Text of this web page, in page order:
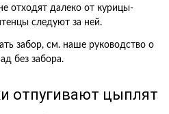
отходят далеко от курицы-
следуют за ней.
забор, см. наше руководство о
без забора.
отпугивают цыплят